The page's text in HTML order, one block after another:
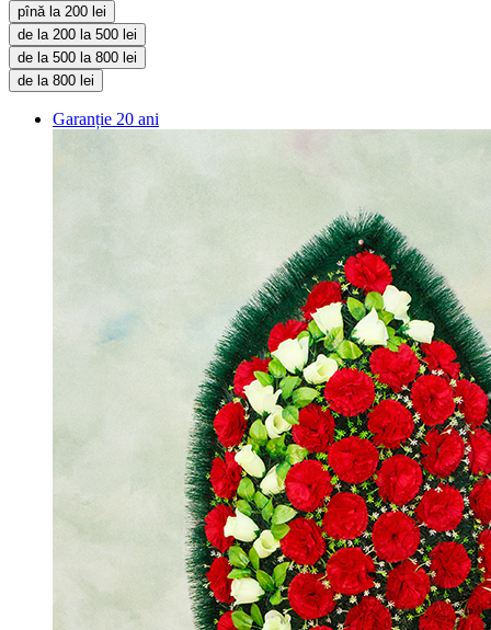
pînă la 200 lei
de la 200 la 500 lei
de la 500 la 800 lei
de la 800 lei
Garanție 20 ani